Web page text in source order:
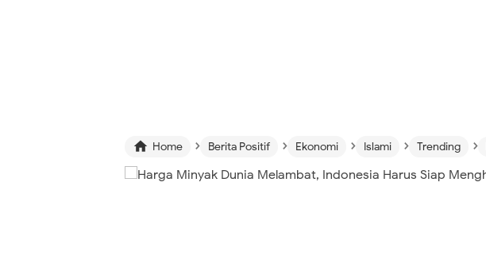
 Home › Berita Positif › Ekonomi › Islami › Trending ›